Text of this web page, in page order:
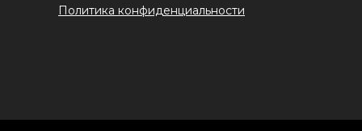
Политика конфиденциальности